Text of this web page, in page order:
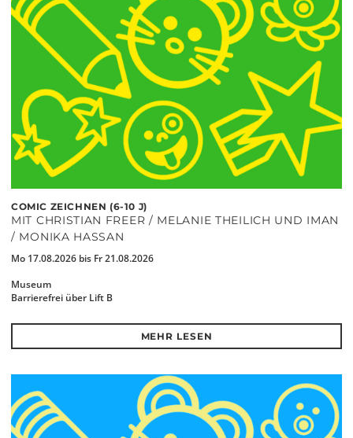
COMIC ZEICHNEN (6-10 J)
MIT CHRISTIAN FREER / MELANIE THEILICH UND IMAN
/ MONIKA HASSAN
Mo 17.08.2026 bis Fr 21.08.2026
Museum
Barrierefrei über Lift B
MEHR LESEN